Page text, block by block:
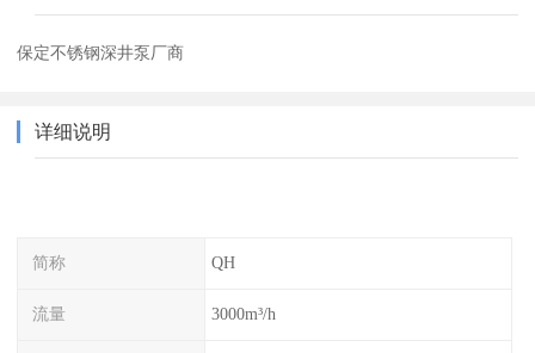
保定不锈钢深井泵厂商
详细说明
简称 QH
流量 3000m³/h